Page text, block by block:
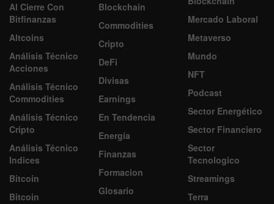
Al Cierre Con
Bitfinanzas
Altcoins
Análisis Técnico
Acciones
Análisis Técnico
Commodities
Análisis Técnico
Cripto
Análisis Técnico
Indices
Bitcoin
Bitcoin
Blockchain
Commodities
Cripto
DeFi
Divisas
Earnings
En Tendencia
Energía
Finanzas
Formacion
Glosario
Mercado Laboral
Metaverso
Mundo
NFT
Podcast
Sector Energético
Sector Financiero
Sector
Tecnologico
Streamings
Terra